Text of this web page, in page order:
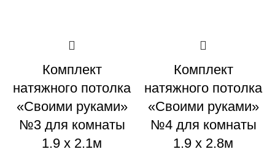
Комплект
натяжного потолка
«Своими руками»
№3 для комнаты
1.9 х 2.1м
Комплект
натяжного потолка
«Своими руками»
№4 для комнаты
1.9 х 2.8м